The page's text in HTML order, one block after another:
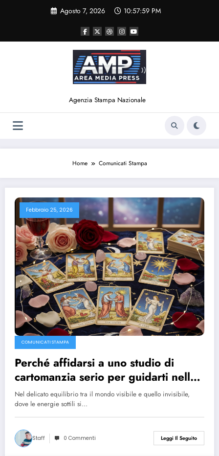
Agosto 7, 2026 10:57:59 PM
Agenzia Stampa Nazionale
Home Comunicati Stampa
Febbraio 25, 2026
COMUNICATI STAMPA
Perché affidarsi a uno studio di
cartomanzia serio per guidarti nelle
scelte d’amore
Nel delicato equilibrio tra il mondo visibile e quello invisibile,
dove le energie sottili si…
Staff 0 Commenti Leggi Il Seguito